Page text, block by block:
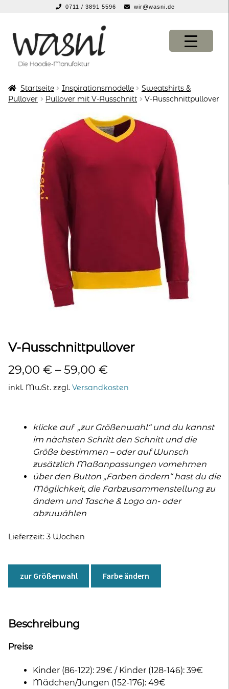
0711 / 3891 5596 wir@wasni.de
Navigation
springen
Inhalt
springen
KONFIGURATOR
KONFIGURATOR
über uns
Startseite Inspirationsmodelle
Sweatshirts &
Pullover
Pullover mit V-Ausschnitt V-Ausschnittpullover
V-Ausschnittpullover
29,00 € –59,00 €
inkl. MwSt. zzgl. Versandkosten
klicke auf „zur Größenwahl“ und du kannst
im nächsten Schritt den Schnitt und die
Größe bestimmen – oder auf Wunsch
zusätzlich Maßanpassungen vornehmen
über den Button „Farben ändern“ hast du die
Möglichkeit, die Farbzusammenstellung zu
ändern und Tasche & Logo an- oder
abzuwählen
Lieferzeit: 3 Wochen
zur Größenwahl Farbe ändern
Beschreibung
Preise
Kinder (86-122): 29€ / Kinder (128-146): 39€
Mädchen/Jungen (152-176): 49€